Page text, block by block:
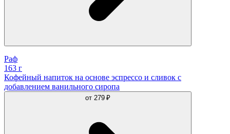
Раф
163 г
Кофейный напиток на основе эспрессо и сливок с
добавлением ванильного сиропа
от 279 ₽